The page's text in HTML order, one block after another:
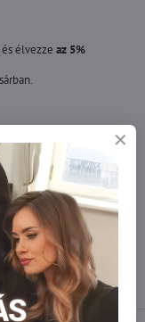
élvezze az 5%
mint
szállítjuk az árut!